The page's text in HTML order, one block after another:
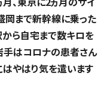
岡まで新幹線に乗った
ら自宅まで数キロを
手はコロナの患者さん
はやはり気を遣います